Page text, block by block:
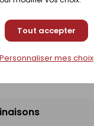
Tout accepter
Personnaliser mes choix
Gedimat :